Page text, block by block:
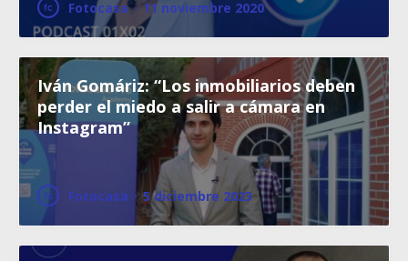
Fotocasa · 11 noviembre 2020
Iván Gomáriz: “Los inmobiliarios deben
perder el miedo a salir a cámara en
Instagram”
Fotocasa · 5 diciembre 2023